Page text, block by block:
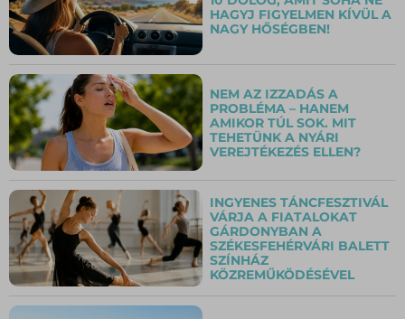
HAGYJ FIGYELMEN KÍVÜL A
NAGY HŐSÉGBEN!
NEM AZ IZZADÁS A
PROBLÉMA – HANEM
AMIKOR TÚL SOK. MIT
TEHETÜNK A NYÁRI
VEREJTÉKEZÉS ELLEN?
INGYENES TÁNCFESZTIVÁL
VÁRJA A FIATALOKAT
GÁRDONYBAN A
SZÉKESFEHÉRVÁRI BALETT
SZÍNHÁZ
KÖZREMŰKÖDÉSÉVEL